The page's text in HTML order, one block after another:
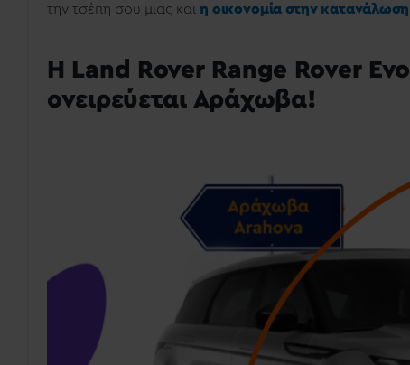
την τσέπη σου μιας και η οικονομία στην
Η Land Rover Range Rover
ονειρεύεται Αράχωβα!